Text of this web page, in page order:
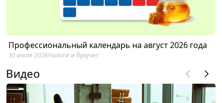
Профессиональный календарь на август 2026 года
30 июля 2026Налоги и бухучет
Видео